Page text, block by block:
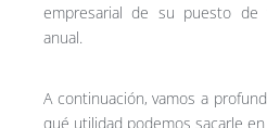
empresarial de su puesto de
anual.
A continuación, vamos a
qué utilidad podemos sacarle